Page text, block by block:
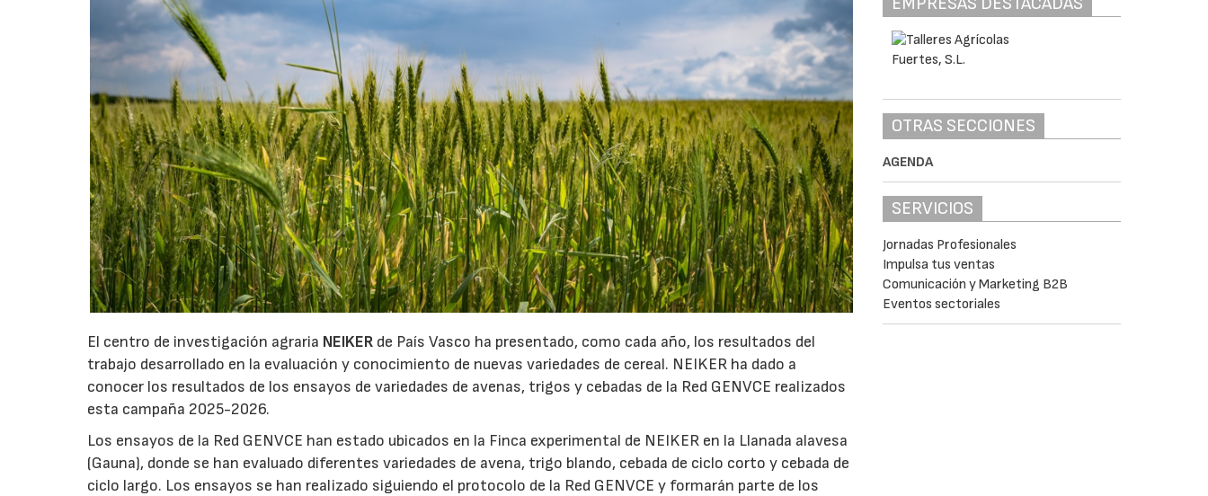
El centro de investigación agraria NEIKER de País Vasco ha presentado, como cada año, los resultados del
trabajo desarrollado en la evaluación y conocimiento de nuevas variedades de cereal. NEIKER ha dado a
conocer los resultados de los ensayos de variedades de avenas, trigos y cebadas de la Red GENVCE realizados
esta campaña 2025-2026.
Los ensayos de la Red GENVCE han estado ubicados en la Finca experimental de NEIKER en la Llanada alavesa
(Gauna), donde se han evaluado diferentes variedades de avena, trigo blando, cebada de ciclo corto y cebada de
ciclo largo. Los ensayos se han realizado siguiendo el protocolo de la Red GENVCE y formarán parte de los
OTRAS SECCIONES
AGENDA
SERVICIOS
Jornadas Profesionales
Impulsa tus ventas
Comunicación y Marketing B2B
Eventos sectoriales